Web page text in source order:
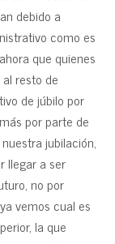
debido a
como es
que quienes
resto de
de júbilo por
por parte de
jubilación,
llegar a ser
no por
vemos cual es
la que